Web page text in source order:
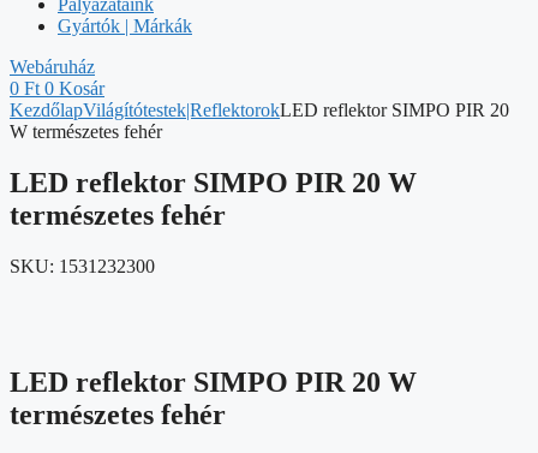
Pályázataink
Gyártók | Márkák
Webáruház
0 Ft 0 Kosár
KezdőlapVilágítótestek|ReflektorokLED reflektor SIMPO PIR 20
W természetes fehér
LED reflektor SIMPO PIR 20 W
természetes fehér
SKU: 1531232300
LED reflektor SIMPO PIR 20 W
természetes fehér